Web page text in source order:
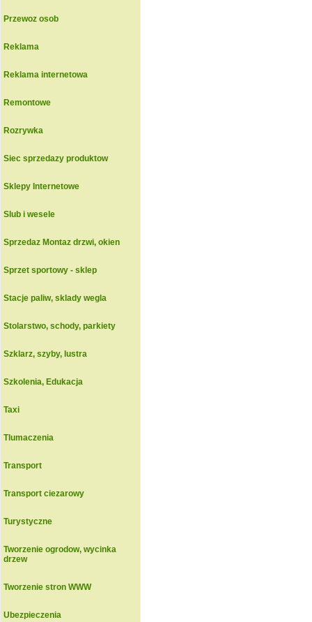
Przewoz osob
Reklama
Reklama internetowa
Remontowe
Rozrywka
Siec sprzedazy produktow
Sklepy Internetowe
Slub i wesele
Sprzedaz Montaz drzwi, okien
Sprzet sportowy - sklep
Stacje paliw, sklady wegla
Stolarstwo, schody, parkiety
Szklarz, szyby, lustra
Szkolenia, Edukacja
Taxi
Tlumaczenia
Transport
Transport ciezarowy
Turystyczne
Tworzenie ogrodow, wycinka
drzew
Tworzenie stron WWW
Ubezpieczenia